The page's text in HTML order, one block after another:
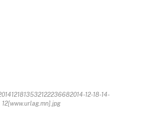
12-18-14-
12[www.urlag.mn].jpg